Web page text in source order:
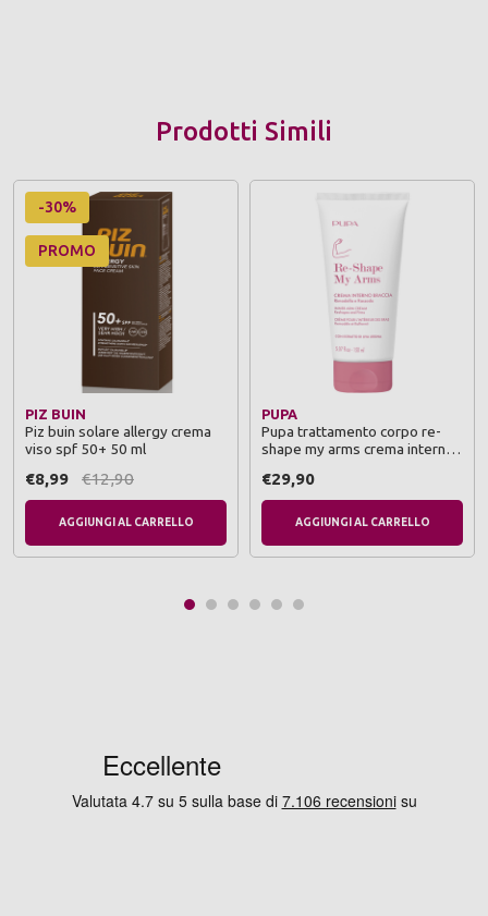
Prodotti Simili
-30%
PROMO
PIZ BUIN
Piz buin solare allergy crema
viso spf 50+ 50 ml
€8,99 €12,90
AGGIUNGI AL CARRELLO
PUPA
Pupa trattamento corpo re-
shape my arms crema interno
€29,90
AGGIUNGI AL CARRELLO